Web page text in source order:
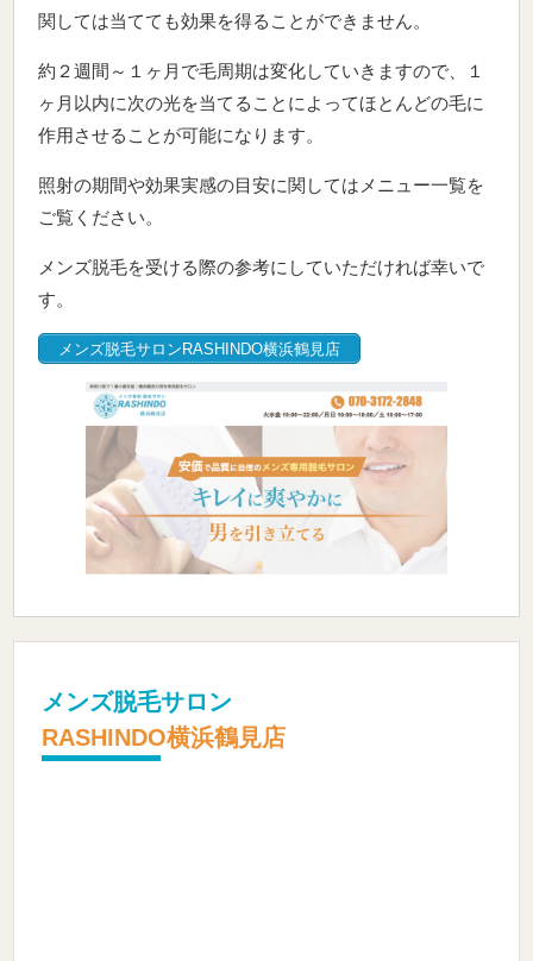
関しては当てても効果を得ることができません。
約２週間～１ヶ月で毛周期は変化していきますので、１
ヶ月以内に次の光を当てることによってほとんどの毛に
作用させることが可能になります。
照射の期間や効果実感の目安に関してはメニュー一覧を
ご覧ください。
メンズ脱毛を受ける際の参考にしていただければ幸いで
す。
メンズ脱毛サロンRASHINDO横浜鶴見店
メンズ脱毛サロン
RASHINDO横浜鶴見店